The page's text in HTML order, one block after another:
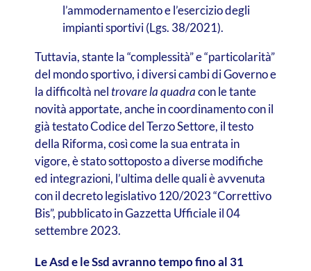
l’ammodernamento e l’esercizio degli
impianti sportivi (Lgs. 38/2021).
Tuttavia, stante la “complessità” e “particolarità”
del mondo sportivo, i diversi cambi di Governo e
la difficoltà neltrovare la quadracon le tante
novità apportate, anche in coordinamento con il
già testato Codice del Terzo Settore, il testo
della Riforma, così come la sua entrata in
vigore, è stato sottoposto a diverse modifiche
ed integrazioni, l’ultima delle quali è avvenuta
con il decreto legislativo 120/2023 “Correttivo
Bis”, pubblicato in Gazzetta Ufficiale il 04
settembre 2023.
Le Asd e le Ssd avranno tempo fino al 31